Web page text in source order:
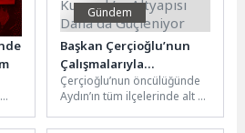
Gündem
Başkan Çerçioğlu’nun
Çalışmalarıyla
Kuyucak’ın Altyapısı
Daha da Güçleniyor
Çerçioğlu’nun öncülüğünde
Aydın’ın tüm ilçelerinde alt ve
devam ediyor. Aydın